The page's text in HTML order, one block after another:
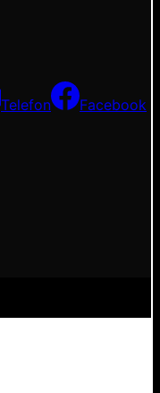
Telefon
Facebook